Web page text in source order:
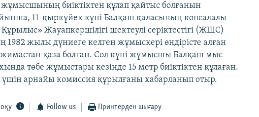
биіктіктен құлап қайтыс болғанын
11-қыркүйек күні Балқаш қаласының көпсалалы
Жауапкершілігі шектеулі серіктестігі (ЖШС)
1982 жылы дүниеге келген жұмыскері өндірісте алған
жимастан қаза болған. Сол күні жұмысшы Балқаш мыс
төбе жұмыстары кезінде 15 метр биіктіктен құлаған.
үшін арнайы комиссия құрылғаны хабарланып отыр.
оқу Follow us Принтерден шығару